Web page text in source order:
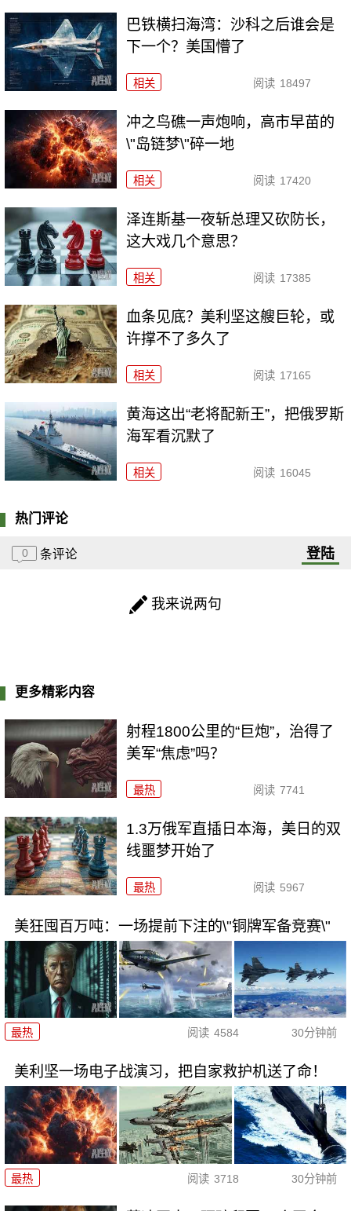
巴铁横扫海湾：沙科之后谁会是
下一个？美国懵了
相关 阅读 18497
冲之鸟礁一声炮响，高市早苗的
\"岛链梦\"碎一地
相关 阅读 17420
泽连斯基一夜斩总理又砍防长，
这大戏几个意思？
相关 阅读 17385
血条见底？美利坚这艘巨轮，或
许撑不了多久了
相关 阅读 17165
黄海这出“老将配新王”，把俄罗斯
海军看沉默了
相关 阅读 16045
热门评论
0 条评论 登陆
我来说两句
更多精彩内容
射程1800公里的“巨炮”，治得了
美军“焦虑”吗？
最热 阅读 7741
1.3万俄军直插日本海，美日的双
线噩梦开始了
最热 阅读 5967
美狂囤百万吨：一场提前下注的\"铜牌军备竞赛\"
最热 阅读 4584 30分钟前
美利坚一场电子战演习，把自家救护机送了命！
最热 阅读 3718 30分钟前